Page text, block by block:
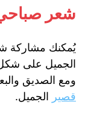
شعر
يُمكنك مشاركة
الجميل على
ومع الصديق
قصير الجميل.